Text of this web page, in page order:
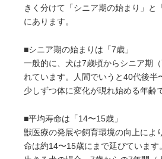
きく分けて「シニア期の始まり」と
にあります。
■シニア期の始まりは「7歳」
一般的に、犬は7歳頃からシニア期
れています。人間でいうと40代後半
少しずつ体に変化が現れ始める年齢
■平均寿命は「14〜15歳」
獣医療の発展や飼育環境の向上によ
命は約14〜15歳にまで延びていま